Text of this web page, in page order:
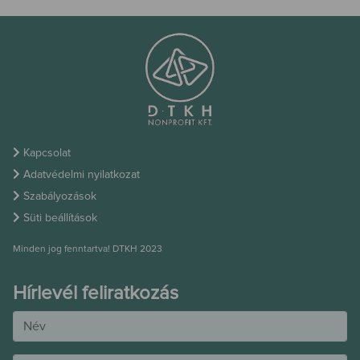
Kapcsolat
Adatvédelmi nyilatkozat
Szabályozások
Süti beállítások
Minden jog fenntartva! DTKH 2023
Hírlevél feliratkozás